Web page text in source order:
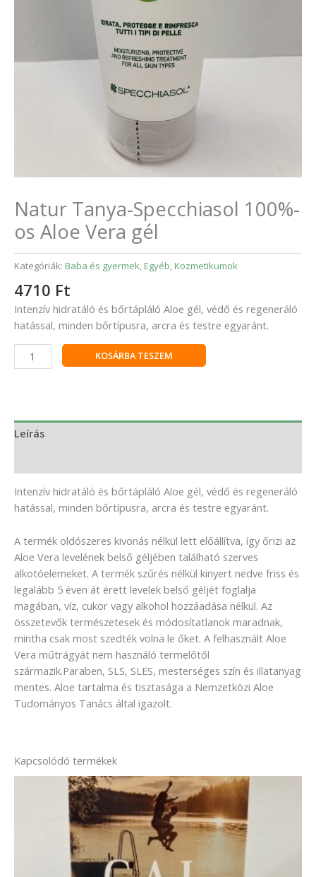
Natur Tanya-Specchiasol 100%-
os Aloe Vera gél
Kategóriák: Baba és gyermek, Egyéb, Kozmetikumok
4710 Ft
Intenzív hidratáló és bőrtápláló Aloe gél, védő és regeneráló
hatással, minden bőrtípusra, arcra és testre egyaránt.
KOSÁRBA TESZEM
Leírás
Intenzív hidratáló és bőrtápláló Aloe gél, védő és regeneráló
hatással, minden bőrtípusra, arcra és testre egyaránt.
A termék oldószeres kivonás nélkül lett előállítva, így őrizi az
Aloe Vera levelének belső géljében található szerves
alkotóelemeket. A termék szűrés nélkül kinyert nedve friss és
legalább 5 éven át érett levelek belső géljét foglalja
magában, víz, cukor vagy alkohol hozzáadása nélkül. Az
összetevők természetesek és módosítatlanok maradnak,
mintha csak most szedték volna le őket. A felhasznált Aloe
Vera műtrágyát nem használó termelőtől
származik.Paraben, SLS, SLES, mesterséges szín és illatanyag
mentes. Aloe tartalma és tisztasága a Nemzetközi Aloe
Tudományos Tanács által igazolt.
Kapcsolódó termékek